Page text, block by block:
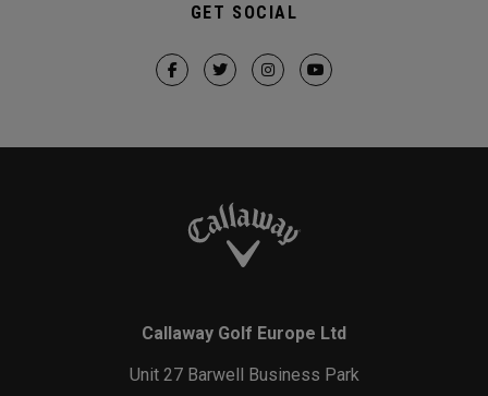
GET SOCIAL
Callaway Golf Europe Ltd
Unit 27 Barwell Business Park